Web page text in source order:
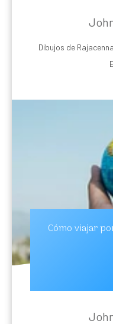
Dibujos de
Cómo viajar